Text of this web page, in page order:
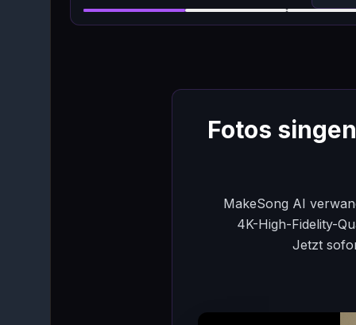
Fotos
MakeSong AI
4K-High-Fidelity-
Jetzt